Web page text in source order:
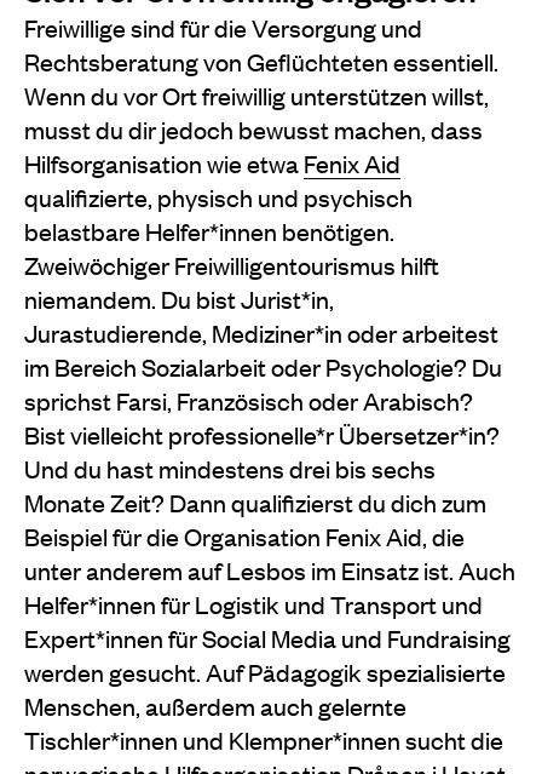
Freiwillige sind für die Versorgung und
Rechtsberatung von Geflüchteten essentiell.
Wenn du vor Ort freiwillig unterstützen willst,
musst du dir jedoch bewusst machen, dass
Hilfsorganisation wie etwaFenix Aid
qualifizierte, physisch und psychisch
belastbare Helfer*innen benötigen.
Zweiwöchiger Freiwilligentourismus hilft
niemandem. Du bist Jurist*in,
Jurastudierende, Mediziner*in oder arbeitest
im Bereich Sozialarbeit oder Psychologie? Du
sprichst Farsi, Französisch oder Arabisch?
Bist vielleicht professionelle*r Übersetzer*in?
Und du hast mindestens drei bis sechs
Monate Zeit? Dann qualifizierst du dich zum
Beispiel für die Organisation Fenix Aid, die
unter anderem auf Lesbos im Einsatz ist. Auch
Helfer*innen für Logistik und Transport und
Expert*innen für Social Media und Fundraising
werden gesucht. Auf Pädagogik spezialisierte
Menschen, außerdem auch gelernte
Tischler*innen und Klempner*innen sucht die